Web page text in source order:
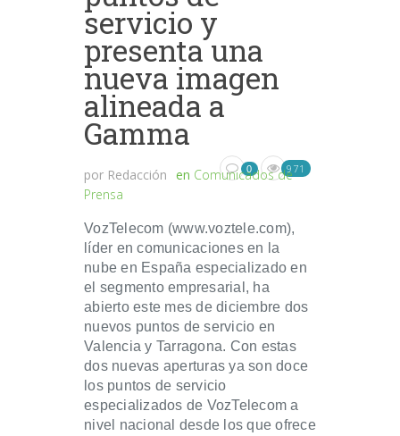
servicio y
presenta una
nueva imagen
alineada a
Gamma
por Redacción en Comunicados de
Prensa
0 971
VozTelecom (www.voztele.com),
líder en comunicaciones en la
nube en España especializado en
el segmento empresarial, ha
abierto este mes de diciembre dos
nuevos puntos de servicio en
Valencia y Tarragona. Con estas
dos nuevas aperturas ya son doce
los puntos de servicio
especializados de VozTelecom a
nivel nacional desde los que ofrece